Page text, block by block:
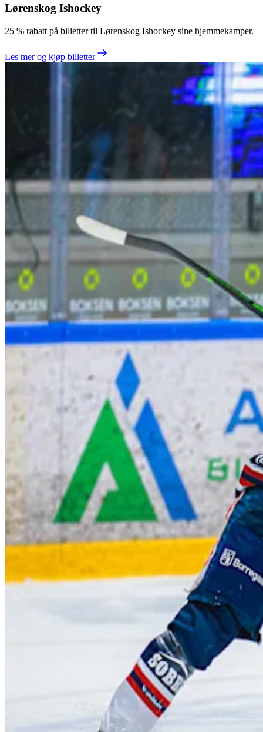
Lørenskog Ishockey
25 % rabatt på billetter til Lørenskog Ishockey sine hjemmekamper.
Les mer og kjøp billetter